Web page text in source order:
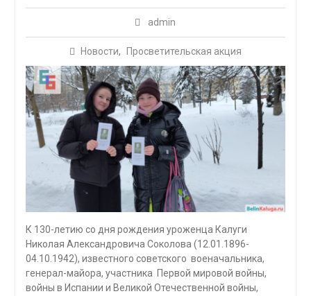
admin
Новости, Просветительская акция
К 130-летию со дня рождения уроженца Калуги
Николая Александровича Соколова (12.01.1896-
04.10.1942), известного советского военачальника,
генерал-майора, участника Первой мировой войны,
войны в Испании и Великой Отечественной войны,